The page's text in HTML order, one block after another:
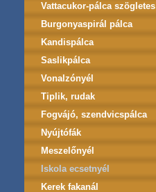
Vattacukor-pálca szögletes
Burgonyaspirál pálca
Kandispálca
Saslikpálca
Vonalzónyél
Tiplik, rudak
Fogvájó, szendvicspálca
Nyújtófák
Meszelőnyél
Iskola ecsetnyél
Kerek fakanál